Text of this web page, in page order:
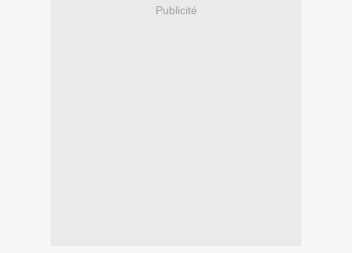
Publicité